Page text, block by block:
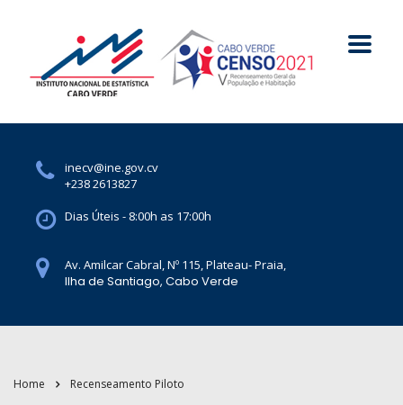
inecv@ine.gov.cv
+238 2613827
Dias Úteis - 8:00h as 17:00h
Av. Amilcar Cabral, Nº 115, Plateau- Praia,
Ilha de Santiago, Cabo Verde
Home Recenseamento Piloto